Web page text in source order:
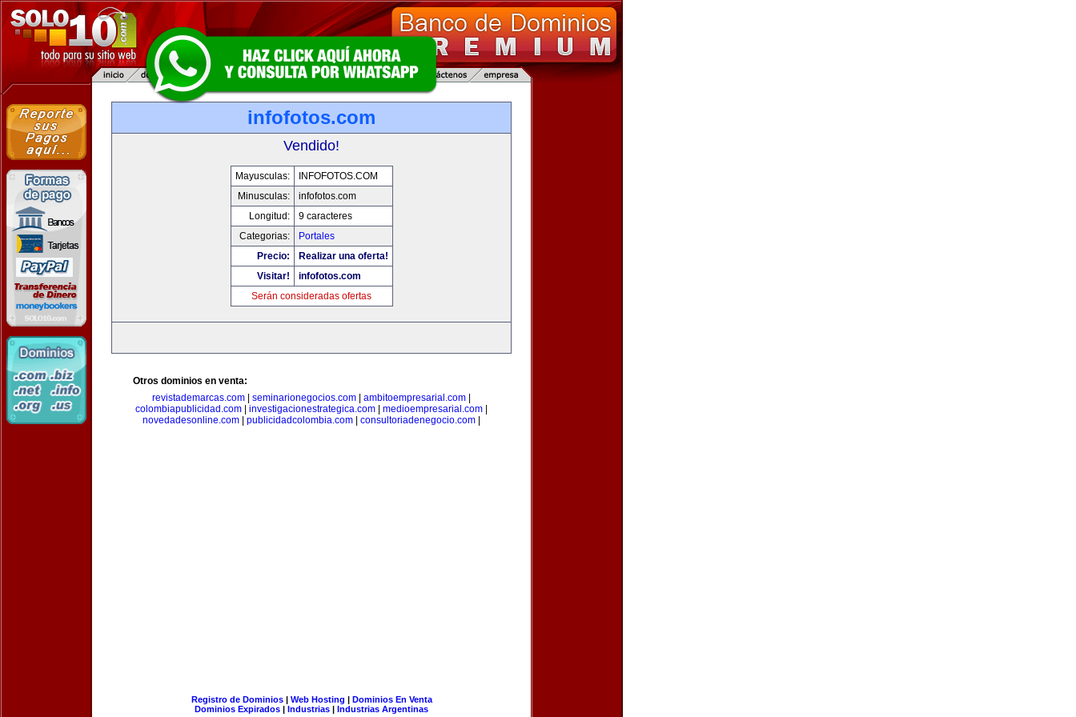
infofotos.com
Vendido!
Mayusculas:
INFOFOTOS.COM
Minusculas:
infofotos.com
Longitud:
9 caracteres
Categorias:
Portales
Precio:
Realizar una oferta!
Visitar!
infofotos.com
Serán consideradas ofertas
Otros dominios en venta:
revistademarcas.com
seminarionegocios.com ambitoempresarial.com
colombiapublicidad.com
investigacionestrategica.com medioempresarial.com
novedadesonline.com
publicidadcolombia.com consultoriadenegocio.com
Registro de Dominios| Web Hosting | Dominios En Venta
Dominios Expirados | Industrias | Industrias Argentinas